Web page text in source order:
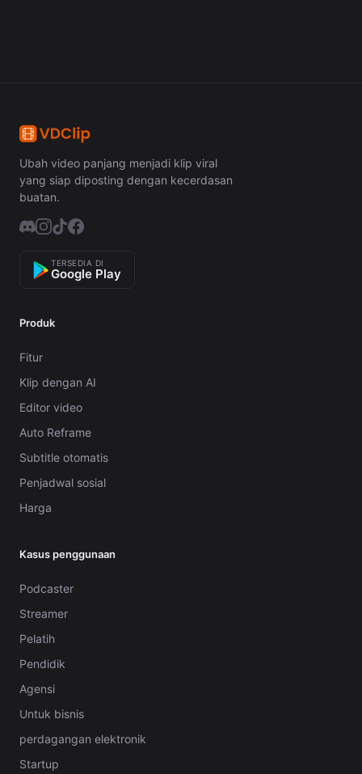
Ubah video panjang menjadi klip viral
yang siap diposting dengan kecerdasan
buatan.
TERSEDIA DI
Google Play
Produk
Fitur
Klip dengan AI
Editor video
Auto Reframe
Subtitle otomatis
Penjadwal sosial
Harga
Kasus penggunaan
Podcaster
Streamer
Pelatih
Pendidik
Agensi
Untuk bisnis
perdagangan elektronik
Startup